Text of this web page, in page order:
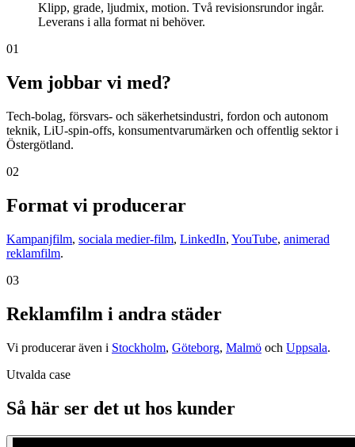
Klipp, grade, ljudmix, motion. Två revisionsrundor ingår.
Leverans i alla format ni behöver.
01
Vem jobbar vi med?
Tech-bolag, försvars- och säkerhetsindustri, fordon och autonom
teknik, LiU-spin-offs, konsumentvarumärken och offentlig sektor i
Östergötland.
02
Format vi producerar
Kampanjfilm, sociala medier-film, LinkedIn, YouTube, animerad
reklamfilm.
03
Reklamfilm i andra städer
Vi producerar även i Stockholm, Göteborg, Malmö och Uppsala.
Utvalda case
Så här ser det ut hos kunder